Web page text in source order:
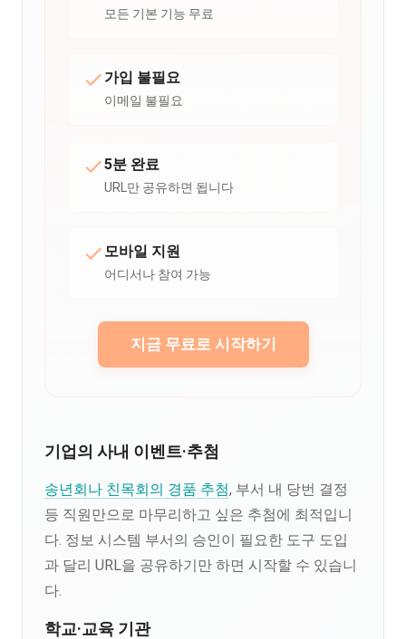
모든 기본 기능 무료
가입 불필요
이메일 불필요
5분 완료
URL만 공유하면 됩니다
모바일 지원
어디서나 참여 가능
지금 무료로 시작하기
기업의 사내 이벤트·추첨
송년회나 친목회의 경품 추첨, 부서 내 당번 결정
등 직원만으로 마무리하고 싶은 추첨에 최적입니
다. 정보 시스템 부서의 승인이 필요한 도구 도입
과 달리 URL을 공유하기만 하면 시작할 수 있습니
다.
학교·교육 기관